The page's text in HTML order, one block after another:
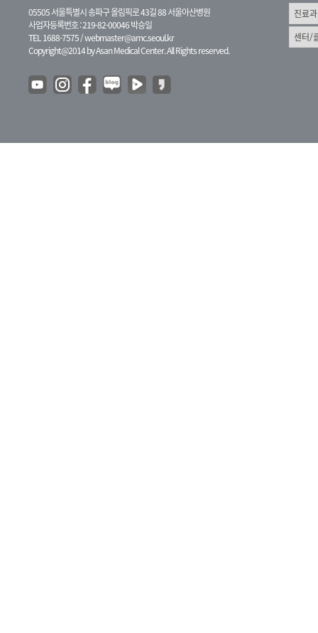
05505 서울특별시 송파구 올림픽로 43길 88 서울아산병원
사업자등록번호 : 219-82-00046 박승일
TEL 1688-7575 /webmaster@amc.seoul.kr
Copyright@2014 by Asan Medical Center. All Rights reserved.